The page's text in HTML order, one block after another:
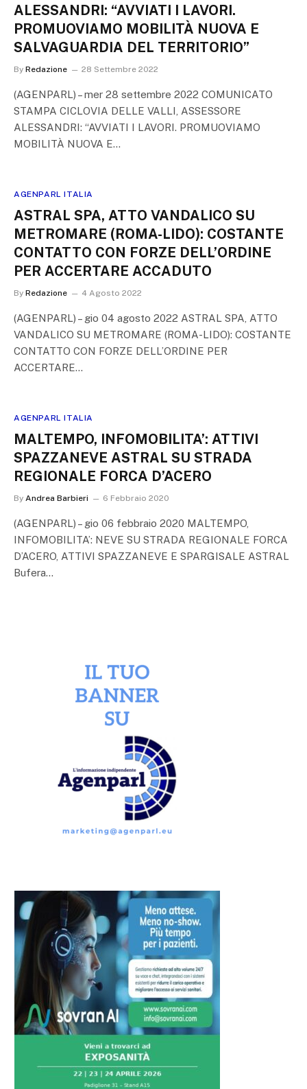
ALESSANDRI: “AVVIATI I LAVORI.
PROMUOVIAMO MOBILITÀ NUOVA E
SALVAGUARDIA DEL TERRITORIO”
By Redazione 28 Settembre 2022
(AGENPARL) – mer 28 settembre 2022 COMUNICATO
STAMPA CICLOVIA DELLE VALLI, ASSESSORE
ALESSANDRI: “AVVIATI I LAVORI. PROMUOVIAMO
MOBILITÀ NUOVA E…
AGENPARL ITALIA
ASTRAL SPA, ATTO VANDALICO SU
METROMARE (ROMA-LIDO): COSTANTE
CONTATTO CON FORZE DELL’ORDINE
PER ACCERTARE ACCADUTO
By Redazione 4 Agosto 2022
(AGENPARL) – gio 04 agosto 2022 ASTRAL SPA, ATTO
VANDALICO SU METROMARE (ROMA-LIDO): COSTANTE
CONTATTO CON FORZE DELL’ORDINE PER
ACCERTARE…
AGENPARL ITALIA
MALTEMPO, INFOMOBILITA’: ATTIVI
SPAZZANEVE ASTRAL SU STRADA
REGIONALE FORCA D’ACERO
By Andrea Barbieri 6 Febbraio 2020
(AGENPARL) – gio 06 febbraio 2020 MALTEMPO,
INFOMOBILITA’: NEVE SU STRADA REGIONALE FORCA
D’ACERO, ATTIVI SPAZZANEVE E SPARGISALE ASTRAL
Bufera…